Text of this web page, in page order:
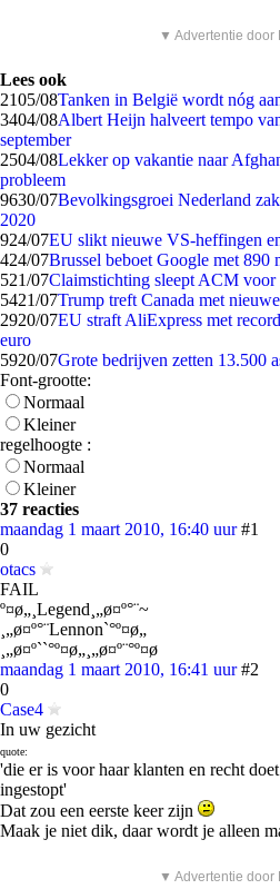
▼ Advertentie door
Lees ook
2105/08Tanken in België wordt nóg
3404/08Albert Heijn halveert tempo
september
2504/08Lekker op vakantie naar
probleem
9630/07Bevolkingsgroei Nederland
2020
924/07EU slikt nieuwe VS-heffingen
424/07Brussel beboet Google met
521/07Claimstichting sleept ACM voor
5421/07Trump treft Canada met
2920/07EU straft AliExpress met
euro
5920/07Grote bedrijven zetten 13.500
Font-grootte:
Normaal
Kleiner
regelhoogte :
Normaal
Kleiner
37 reacties
maandag 1 maart 2010, 16:40 uur #1
0
otacs
FAIL
º¤ø„¸Legend¸„ø¤º°¨~
¸„ø¤º°¨Lennon`°º¤ø„
¸„ø¤º``°º¤ø„¸„ø¤º¨°º¤ø
maandag 1 maart 2010, 16:41 uur #2
0
Case4
In uw gezicht
quote:
'die er is voor haar klanten en recht
ingestopt'
Dat zou een eerste keer zijn
Maak je niet dik, daar wordt je alleen
▼ Advertentie door